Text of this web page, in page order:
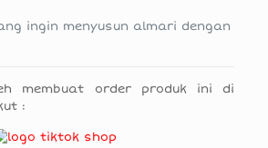
ingin menyusun almari dengan
membuat order produk ini di
: